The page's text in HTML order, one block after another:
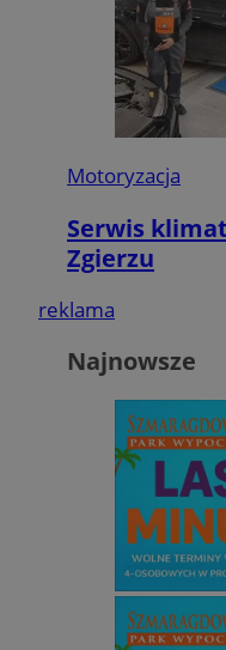
Motoryzacja
Serwis
Zgierzu
reklama
Najnowsze